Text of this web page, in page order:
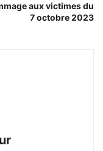
aux victimes du
7 octobre 2023